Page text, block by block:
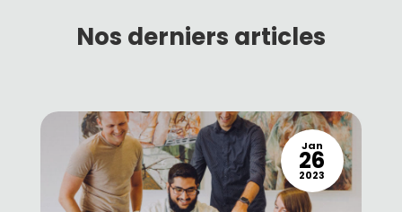
Nos derniers articles
Jan
26
2023